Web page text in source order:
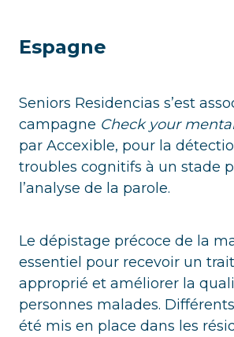
Espagne
Seniors Residencias s’est
campagne Check your
par Accexible, pour la
troubles cognitifs à un stade
l’analyse de la parole.
Le dépistage précoce de la
essentiel pour recevoir un
approprié et améliorer la
personnes malades.
été mis en place dans les